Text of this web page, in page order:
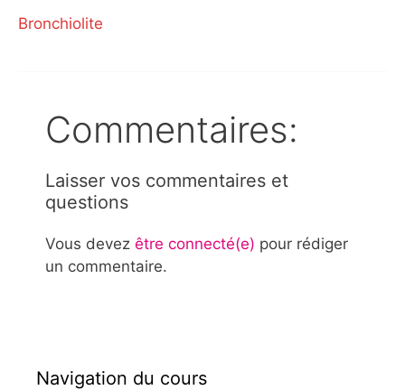
Bronchiolite
Commentaires:
Laisser vos commentaires et
questions
Vous devez être connecté(e) pour rédiger
un commentaire.
Navigation du cours